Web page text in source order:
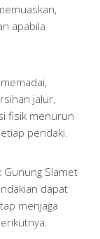
apabila
jalur,
fisik menurun
pendaki.
Slamet
dapat
menjaga